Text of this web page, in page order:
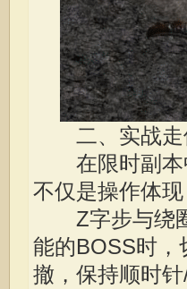
二、实战走
在限时副本中
不仅是操作体
Z字步与绕圈
能的BOSS时，
撤，保持顺时